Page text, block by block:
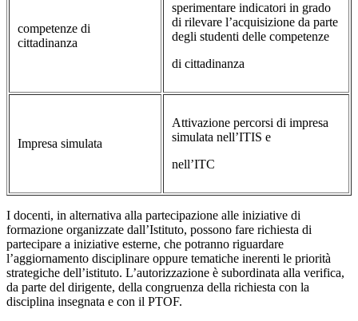
competenze di
cittadinanza
sperimentare indicatori in grado
di rilevare l’acquisizione da parte
degli studenti delle competenze
di cittadinanza
Impresa simulata
Attivazione percorsi di impresa
simulata nell’ITIS e
nell’ITC
I docenti, in alternativa alla partecipazione alle iniziative di
formazione organizzate dall’Istituto, possono fare richiesta di
partecipare a iniziative esterne, che potranno riguardare
l’aggiornamento disciplinare oppure tematiche inerenti le priorità
strategiche dell’istituto. L’autorizzazione è subordinata alla verifica,
da parte del dirigente, della congruenza della richiesta con la
disciplina insegnata e con il PTOF.